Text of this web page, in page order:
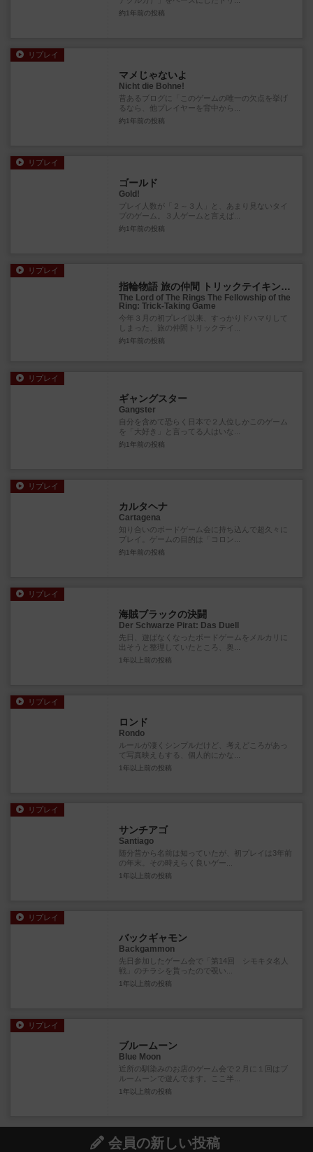
約1年前 の投稿
リプレイ
マメじゃないよ
Nicht die Bohne!
昔あるブログに「このゲームの唯一の欠点を挙げ
るなら、他プレイヤーを背中から...
約1年前 の投稿
リプレイ
ゴールド
Gold!
プレイ人数が「２～３人」と、あまり見ないタイ
プのゲーム。３人ゲームと言えば...
約1年前 の投稿
リプレイ
指輪物語 旅の仲間 トリックテイキングゲーム
The Lord of The Rings The Fellowship of the
Ring: Trick-Taking Game
今年３月の初プレイ以来、すっかりドハマりして
しまった、旅の仲間トリックテイ...
約1年前 の投稿
リプレイ
ギャングスター
Gangster
自分を含めて恐らく日本で２人位しかこのゲーム
を「大好き」と言ってる人はいな...
約1年前 の投稿
リプレイ
カルタヘナ
Cartagena
知り合いのボードゲーム会に持ち込んで超久々に
プレイ。ゲームの目的は「コロン...
約1年前 の投稿
リプレイ
海賊ブラックの決闘
Der Schwarze Pirat: Das Duell
先日、遊ばなくなったボードゲームをメルカリに
出そうと整理していたところ、奥...
1年以上前 の投稿
リプレイ
ロンド
Rondo
ルールが凄くシンプルだけど、考えどころがあっ
て写真映えもする、個人的にかな...
1年以上前 の投稿
リプレイ
サンチアゴ
Santiago
随分昔から名前は知っていたが、初プレイは3年前
の年末。その時えらく良いゲー...
1年以上前 の投稿
リプレイ
バックギャモン
Backgammon
先日参加したゲーム会で「第14回 シモキタ名人
戦」のチラシを貰ったので覗い...
1年以上前 の投稿
リプレイ
ブルームーン
Blue Moon
近所の馴染みのお店のゲーム会で２月に１回はブ
ルームーンで遊んでます。ここ半...
1年以上前 の投稿
会員の新しい投稿